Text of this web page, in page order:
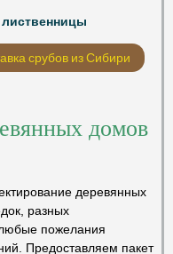
срубов из Сибири
домов
деревянных
разных
пожелания
Предоставляем пакет